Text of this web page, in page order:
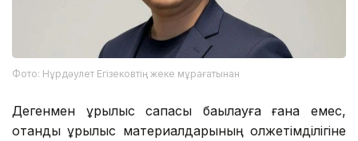
Фото: Нұрдәулет Егізековтің жеке мұрағатынан
Дегенмен құрылыс сапасы бақылауға ғана емес,
отандық құрылыс материалдарының қолжетімділігіне